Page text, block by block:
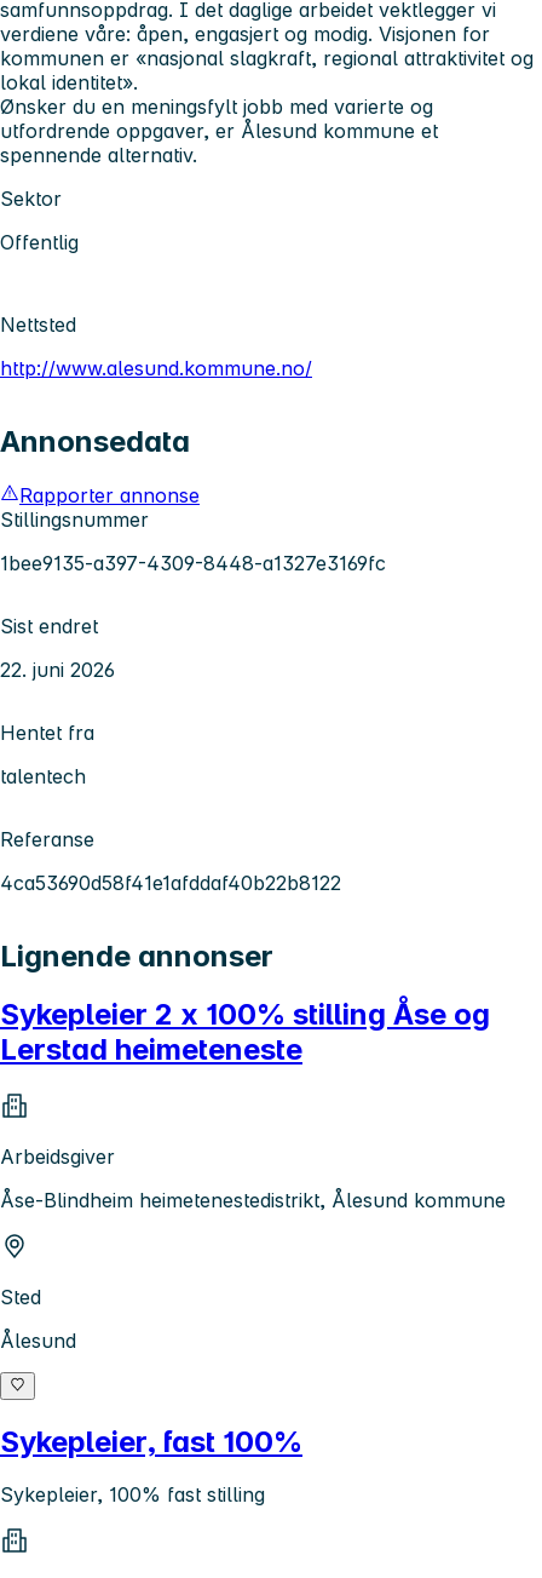
samfunnsoppdrag. I det daglige arbeidet vektlegger vi
verdiene våre: åpen, engasjert og modig. Visjonen for
kommunen er «nasjonal slagkraft, regional attraktivitet og
lokal identitet».
Ønsker du en meningsfylt jobb med varierte og
utfordrende oppgaver, er Ålesund kommune et
spennende alternativ.
Sektor
Offentlig
Nettsted
http://www.alesund.kommune.no/
Annonsedata
Rapporter annonse
Stillingsnummer
1bee9135-a397-4309-8448-a1327e3169fc
Sist endret
22. juni 2026
Hentet fra
talentech
Referanse
4ca53690d58f41e1afddaf40b22b8122
Lignende annonser
Sykepleier 2 x 100% stilling Åse og
Lerstad heimeteneste
Arbeidsgiver
Åse-Blindheim heimetenestedistrikt, Ålesund kommune
Sted
Ålesund
Sykepleier, fast 100%
Sykepleier, 100% fast stilling